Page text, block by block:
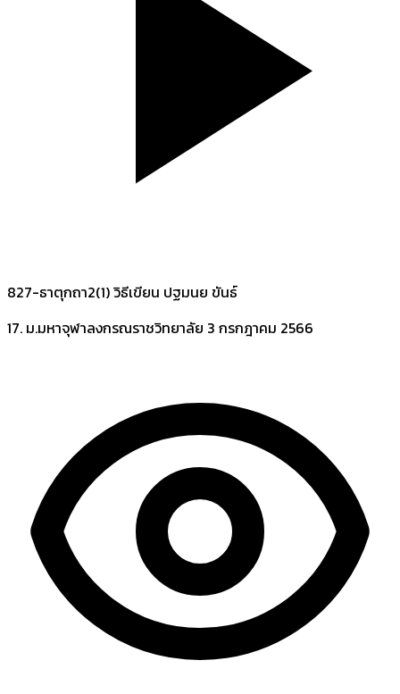
827-ธาตุกถา2(1) วิธีเขียน ปฐมนย ขันธ์
17. ม.มหาจุฬาลงกรณราชวิทยาลัย 3 กรกฎาคม 2566